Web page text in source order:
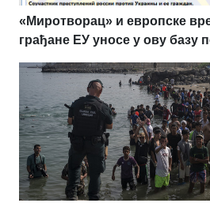
«Миротворац» и европске
грађане ЕУ уносе у ову базу